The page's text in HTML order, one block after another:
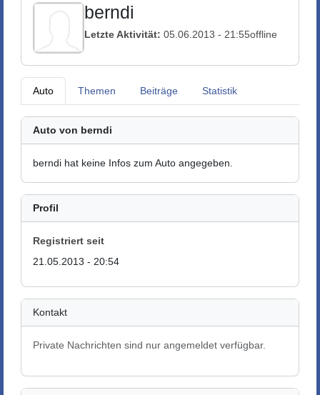
berndi
Letzte Aktivität: 05.06.2013 - 21:55offline
Auto Themen Beiträge Statistik
Auto von berndi
berndi hat keine Infos zum Auto angegeben.
Profil
Registriert seit
21.05.2013 - 20:54
Kontakt
Private Nachrichten sind nur angemeldet verfügbar.